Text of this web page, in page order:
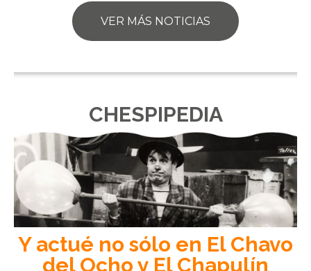
VER MÁS NOTICIAS
CHESPIPEDIA
Y actué no sólo en El Chavo
del Ocho y El Chapulín